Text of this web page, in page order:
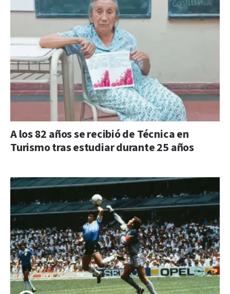
A los 82 años se recibió de Técnica en
Turismo tras estudiar durante 25 años